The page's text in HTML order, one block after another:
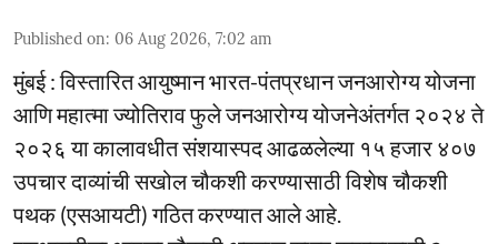
Published on: 06 Aug 2026, 7:02 am
मुंबई : विस्तारित आयुष्मान भारत-पंतप्रधान जनआरोग्य योजना
आणि महात्मा ज्योतिराव फुले जनआरोग्य योजनेअंतर्गत २०२४ ते
२०२६ या कालावधीत संशयास्पद आढळलेल्या १५ हजार ४०७
उपचार दाव्यांची सखोल चौकशी करण्यासाठी विशेष चौकशी
पथक (एसआयटी) गठित करण्यात आले आहे.